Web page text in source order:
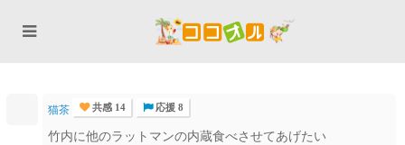
猫茶 共感 14 応援 8
竹内に他のラットマンの内蔵食べさせてあげたい